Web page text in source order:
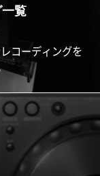
覧
コーディングを